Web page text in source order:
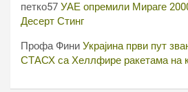
петко57 УАЕ опремили Мираге
Десерт Стинг
Профа Фини Украјина први пут
СТАСХ са Хеллфире ракетама на